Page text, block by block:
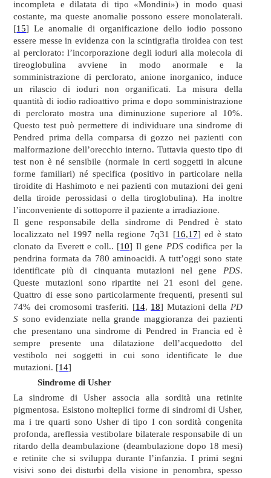
incompleta e dilatata di tipo «Mondini») in modo quasi
costante, ma queste anomalie possono essere monolaterali.
[15] Le anomalie di organificazione dello iodio possono
essere messe in evidenza con la scintigrafia tiroidea con test
al perclorato: l’incorporazione degli ioduri alla molecola di
tireoglobulina avviene in modo anormale e la
somministrazione di perclorato, anione inorganico, induce
un rilascio di ioduri non organificati. La misura della
quantità di iodio radioattivo prima e dopo somministrazione
di perclorato mostra una diminuzione superiore al 10%.
Questo test può permettere di individuare una sindrome di
Pendred prima della comparsa di gozzo nei pazienti con
malformazione dell’orecchio interno. Tuttavia questo tipo di
test non è né sensibile (normale in certi soggetti in alcune
forme familiari) né specifica (positivo in particolare nella
tiroidite di Hashimoto e nei pazienti con mutazioni dei geni
della tiroide perossidasi o della tiroglobulina). Ha inoltre
l’inconveniente di sottoporre il paziente a irradiazione.
Il gene responsabile della sindrome di Pendred è stato
localizzato nel 1997 nella regione 7q31 [16,17] ed è stato
clonato da Everett e coll.. [10] Il gene PDScodifica per la
pendrina formata da 780 aminoacidi. A tutt’oggi sono state
identificate più di cinquanta mutazioni nel gene PDS.
Queste mutazioni sono ripartite nei 21 esoni del gene.
Quattro di esse sono particolarmente frequenti, presenti sul
74% dei cromosomi trasferiti. [14, 18] Mutazioni della PD
S sono evidenziate nella grande maggioranza dei pazienti
che presentano una sindrome di Pendred in Francia ed è
sempre presente una dilatazione dell’acquedotto del
vestibolo nei soggetti in cui sono identificate le due
mutazioni. [14]
Sindrome di Usher
La sindrome di Usher associa alla sordità una retinite
pigmentosa. Esistono molteplici forme di sindromi di Usher,
ma i tre quarti sono Usher di tipo I con sordità congenita
profonda, areflessia vestibolare bilaterale responsabile di un
ritardo della deambulazione (deambulazione dopo 18 mesi)
e retinite che si sviluppa durante l’infanzia. I primi segni
visivi sono dei disturbi della visione in penombra, spesso